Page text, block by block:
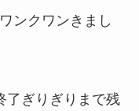
ンクワンきまし
了ぎりぎりまで残